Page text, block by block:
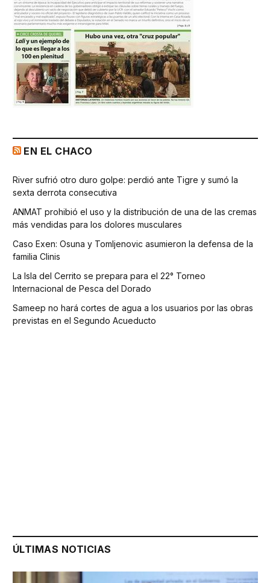
EN EL CHACO
River sufrió otro duro golpe: perdió ante Tigre y sumó la
sexta derrota consecutiva
ANMAT prohibió el uso y la distribución de una de las cremas
más vendidas para los dolores musculares
Caso Exen: Osuna y Tomljenovic asumieron la defensa de la
familia Clinis
La Isla del Cerrito se prepara para el 22° Torneo
Internacional de Pesca del Dorado
Sameep no hará cortes de agua a los usuarios por las obras
previstas en el Segundo Acueducto
ÚLTIMAS NOTICIAS